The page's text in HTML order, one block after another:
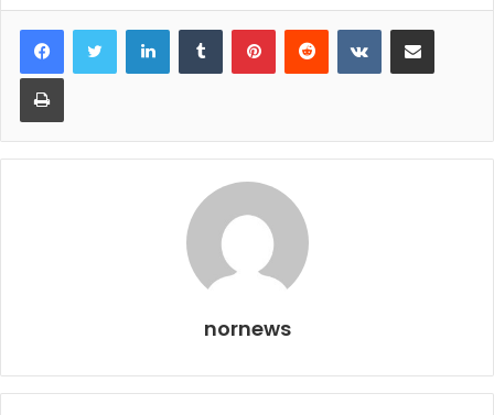
LinkedInTumblr PinterestReddit VKontakteShare via Email
Print
nornews